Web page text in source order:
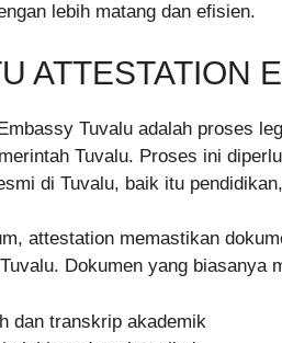
lebih matang dan efisien.
ATTESTATION
Tuvalu adalah proses
Tuvalu. Proses ini
di Tuvalu, baik itu
attestation memastikan
Dokumen yang biasanya
dan transkrip akademik